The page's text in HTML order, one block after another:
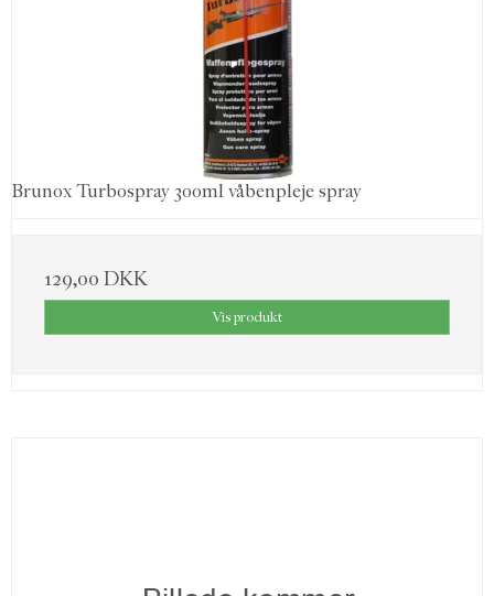
Brunox Turbospray 300ml våbenpleje spray
129,00 DKK
Vis produkt